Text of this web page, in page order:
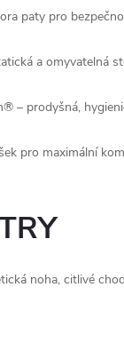
paty pro
a omyvatelná
– prodyšná,
pro maximální
noha, citlivé